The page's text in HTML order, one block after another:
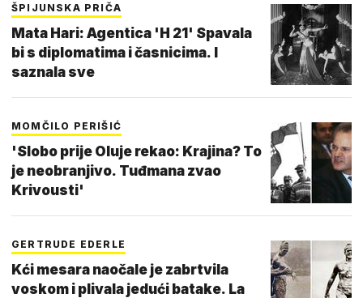
ŠPIJUNSKA PRIČA
Mata Hari: Agentica 'H 21' Spavala
bi s diplomatima i časnicima. I
saznala sve
MOMČILO PERIŠIĆ
'Slobo prije Oluje rekao: Krajina? To
je neobranjivo. Tuđmana zvao
Krivousti'
GERTRUDE EDERLE
Kći mesara naočale je zabrtvila
voskom i plivala jedući batake. La